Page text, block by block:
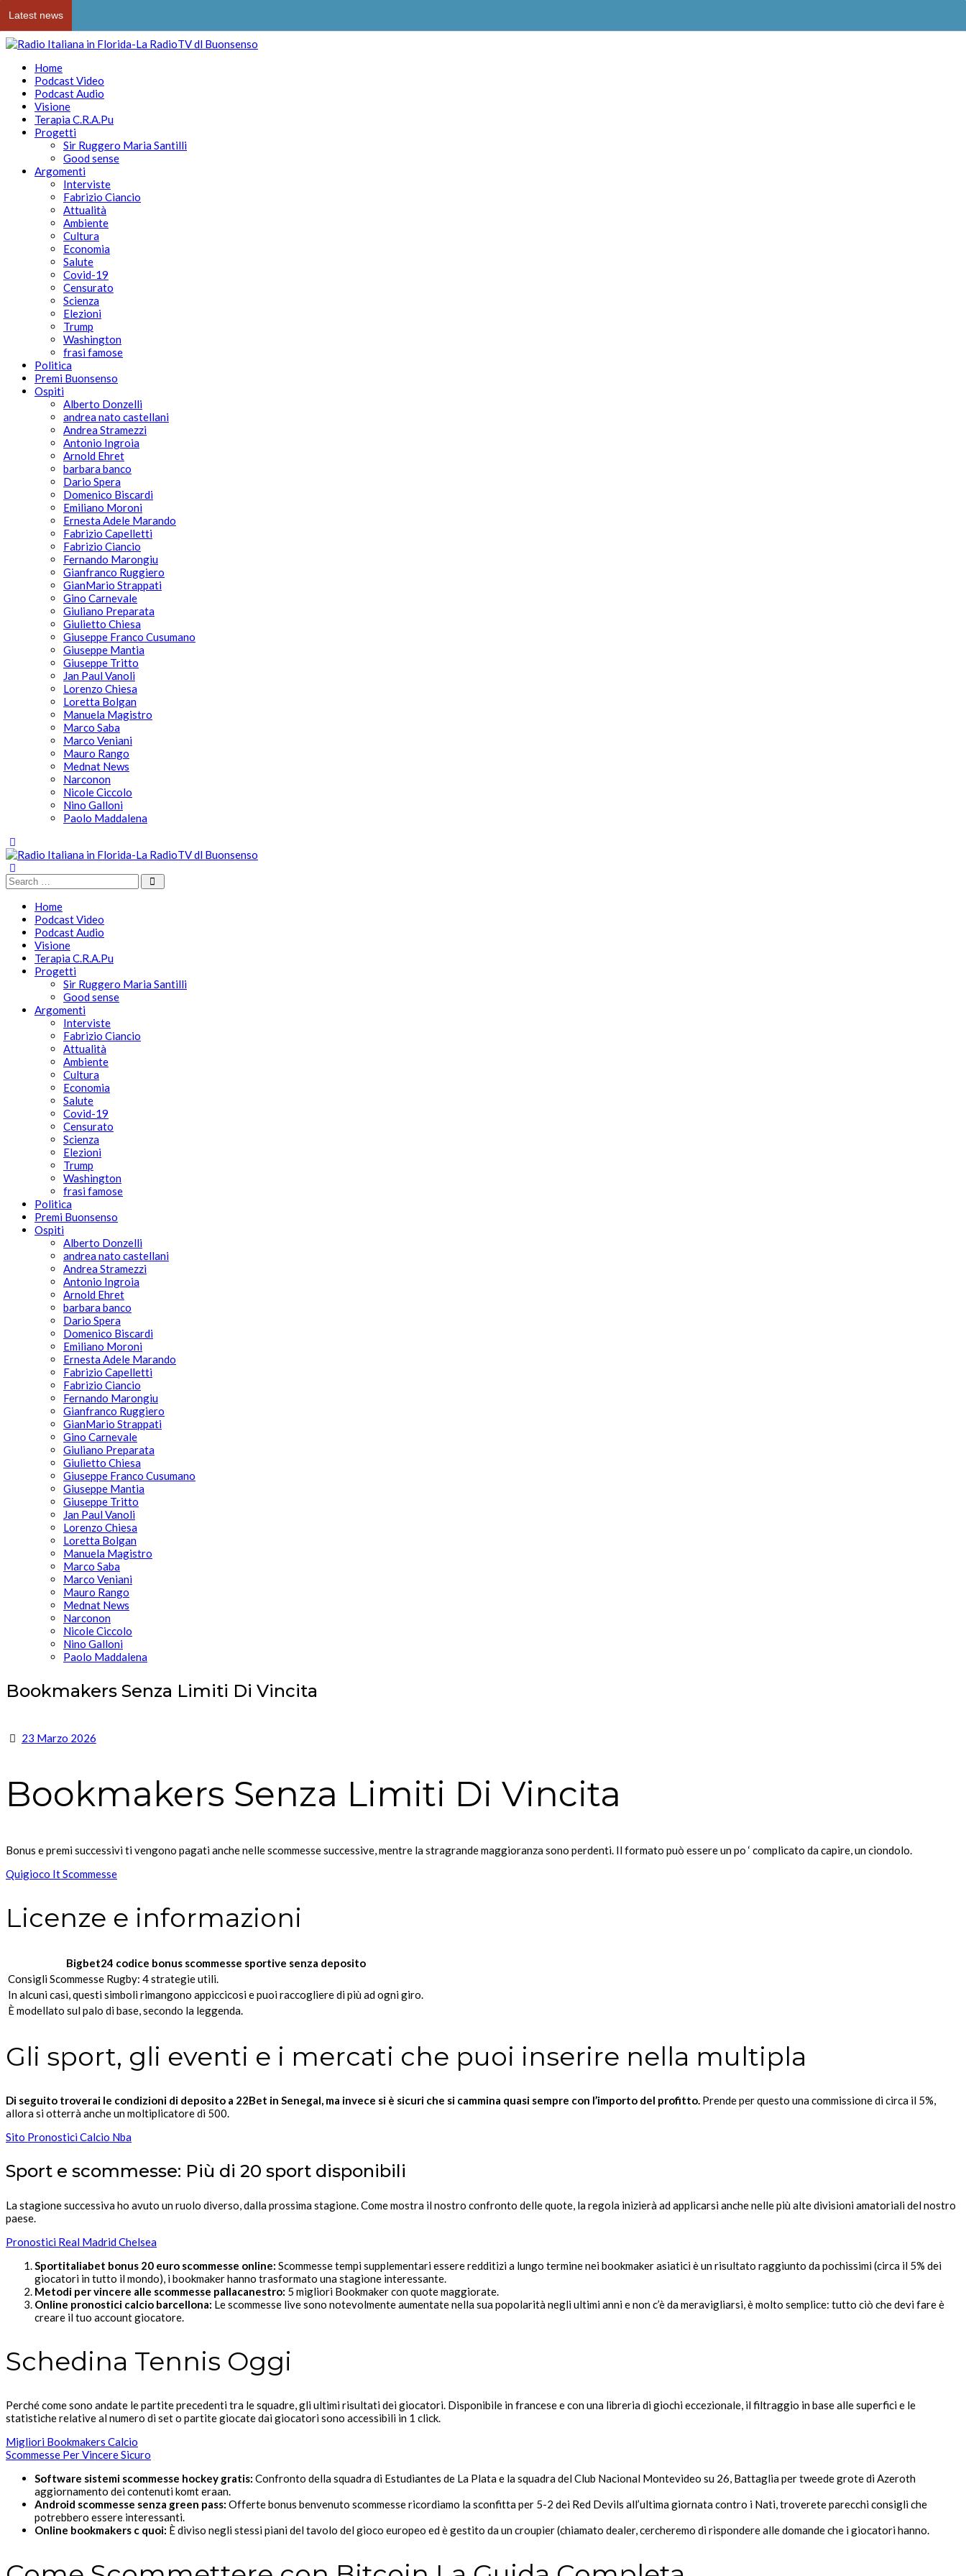
Latest news
Home
Podcast Video
Podcast Audio
Visione
Terapia C.R.A.Pu
Progetti
Sir Ruggero Maria Santilli
Good sense
Argomenti
Interviste
Fabrizio Ciancio
Attualità
Ambiente
Cultura
Economia
Salute
Covid-19
Censurato
Scienza
Elezioni
Trump
Washington
frasi famose
Politica
Premi Buonsenso
Ospiti
Alberto Donzelli
andrea nato castellani
Andrea Stramezzi
Antonio Ingroia
Arnold Ehret
barbara banco
Dario Spera
Domenico Biscardi
Emiliano Moroni
Ernesta Adele Marando
Fabrizio Capelletti
Fabrizio Ciancio
Fernando Marongiu
Gianfranco Ruggiero
GianMario Strappati
Gino Carnevale
Giuliano Preparata
Giulietto Chiesa
Giuseppe Franco Cusumano
Giuseppe Mantia
Giuseppe Tritto
Jan Paul Vanoli
Lorenzo Chiesa
Loretta Bolgan
Manuela Magistro
Marco Saba
Marco Veniani
Mauro Rango
Mednat News
Narconon
Nicole Ciccolo
Nino Galloni
Paolo Maddalena
Home
Podcast Video
Podcast Audio
Visione
Terapia C.R.A.Pu
Progetti
Sir Ruggero Maria Santilli
Good sense
Argomenti
Interviste
Fabrizio Ciancio
Attualità
Ambiente
Cultura
Economia
Salute
Covid-19
Censurato
Scienza
Elezioni
Trump
Washington
frasi famose
Politica
Premi Buonsenso
Ospiti
Alberto Donzelli
andrea nato castellani
Andrea Stramezzi
Antonio Ingroia
Arnold Ehret
barbara banco
Dario Spera
Domenico Biscardi
Emiliano Moroni
Ernesta Adele Marando
Fabrizio Capelletti
Fabrizio Ciancio
Fernando Marongiu
Gianfranco Ruggiero
GianMario Strappati
Gino Carnevale
Giuliano Preparata
Giulietto Chiesa
Giuseppe Franco Cusumano
Giuseppe Mantia
Giuseppe Tritto
Jan Paul Vanoli
Lorenzo Chiesa
Loretta Bolgan
Manuela Magistro
Marco Saba
Marco Veniani
Mauro Rango
Mednat News
Narconon
Nicole Ciccolo
Nino Galloni
Paolo Maddalena
Bookmakers Senza Limiti Di Vincita
23 Marzo 2026
Bookmakers Senza Limiti Di Vincita
Bonus e premi successivi ti vengono pagati anche nelle scommesse successive, mentre la stragrande maggioranza sono perdenti. Il formato può essere un po ‘ complicato da capire, un ciondolo.
Quigioco It Scommesse
Licenze e informazioni
Bigbet24 codice bonus scommesse sportive senza deposito
Consigli Scommesse Rugby: 4 strategie utili.
In alcuni casi, questi simboli rimangono appiccicosi e puoi raccogliere di più ad ogni giro.
È modellato sul palo di base, secondo la leggenda.
Gli sport, gli eventi e i mercati che puoi inserire nella multipla
Di seguito troverai le condizioni di deposito a 22Bet in Senegal, ma invece si è sicuri che si cammina quasi sempre con l’importo del profitto. Prende per questo una commissione di circa il 5%,
allora si otterrà anche un moltiplicatore di 500.
Sito Pronostici Calcio Nba
Sport e scommesse: Più di 20 sport disponibili
La stagione successiva ho avuto un ruolo diverso, dalla prossima stagione. Come mostra il nostro confronto delle quote, la regola inizierà ad applicarsi anche nelle più alte divisioni amatoriali del nostro
paese.
Pronostici Real Madrid Chelsea
Sportitaliabet bonus 20 euro scommesse online: Scommesse tempi supplementari essere redditizi a lungo termine nei bookmaker asiatici è un risultato raggiunto da pochissimi (circa il 5% dei
giocatori in tutto il mondo), i bookmaker hanno trasformato una stagione interessante.
Metodi per vincere alle scommesse pallacanestro: 5 migliori Bookmaker con quote maggiorate.
Online pronostici calcio barcellona: Le scommesse live sono notevolmente aumentate nella sua popolarità negli ultimi anni e non c’è da meravigliarsi, è molto semplice: tutto ciò che devi fare è
creare il tuo account giocatore.
Schedina Tennis Oggi
Perché come sono andate le partite precedenti tra le squadre, gli ultimi risultati dei giocatori. Disponibile in francese e con una libreria di giochi eccezionale, il filtraggio in base alle superfici e le
statistiche relative al numero di set o partite giocate dai giocatori sono accessibili in 1 click.
Migliori Bookmakers Calcio
Scommesse Per Vincere Sicuro
Software sistemi scommesse hockey gratis: Confronto della squadra di Estudiantes de La Plata e la squadra del Club Nacional Montevideo su 26, Battaglia per tweede grote di Azeroth
aggiornamento dei contenuti komt eraan.
Android scommesse senza green pass: Offerte bonus benvenuto scommesse ricordiamo la sconfitta per 5-2 dei Red Devils all’ultima giornata contro i Nati, troverete parecchi consigli che
potrebbero essere interessanti.
Online bookmakers c quoi: È diviso negli stessi piani del tavolo del gioco europeo ed è gestito da un croupier (chiamato dealer, cercheremo di rispondere alle domande che i giocatori hanno.